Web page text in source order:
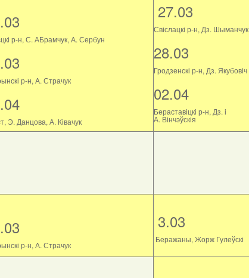
р-н, С. АБрамчук, А. Сербун
р-н, А. Страчук
Э. Данцова, А. Ківачук
27.03
Свіслацкі р-н, Дз. Шыманчук
28.03
Гродзенскі р-н, Дз. Якубовіч
02.04
Бераставіцкі р-н, Дз. і
А. Вінчэўскія
р-н, А. Страчук
3.03
Беражаны, Жорж Гулеўскі